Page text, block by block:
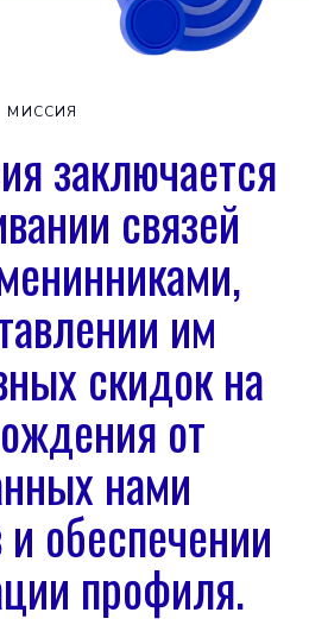
МИССИЯ
заключается
связей
им
скидок на
от
нами
обеспечении
профиля.